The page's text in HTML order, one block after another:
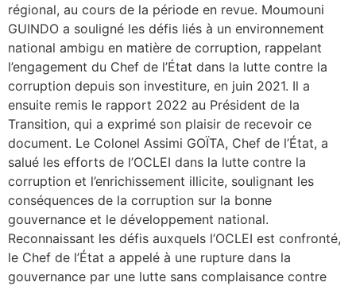
régional, au cours de la période en revue. Moumouni
GUINDO a souligné les défis liés à un environnement
national ambigu en matière de corruption, rappelant
l’engagement du Chef de l’État dans la lutte contre la
corruption depuis son investiture, en juin 2021. Il a
ensuite remis le rapport 2022 au Président de la
Transition, qui a exprimé son plaisir de recevoir ce
document. Le Colonel Assimi GOÏTA, Chef de l’État, a
salué les efforts de l’OCLEI dans la lutte contre la
corruption et l’enrichissement illicite, soulignant les
conséquences de la corruption sur la bonne
gouvernance et le développement national.
Reconnaissant les défis auxquels l’OCLEI est confronté,
le Chef de l’État a appelé à une rupture dans la
gouvernance par une lutte sans complaisance contre